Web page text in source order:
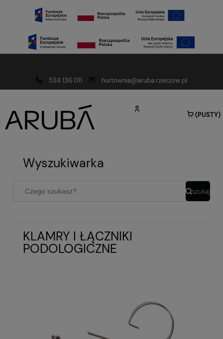
534 136 011
hurtownia@aruba.rzeszow.pl
(PUSTY)
Wyszukiwarka
szukaj
KLAMRY I ŁĄCZNIKI
PODOLOGICZNE